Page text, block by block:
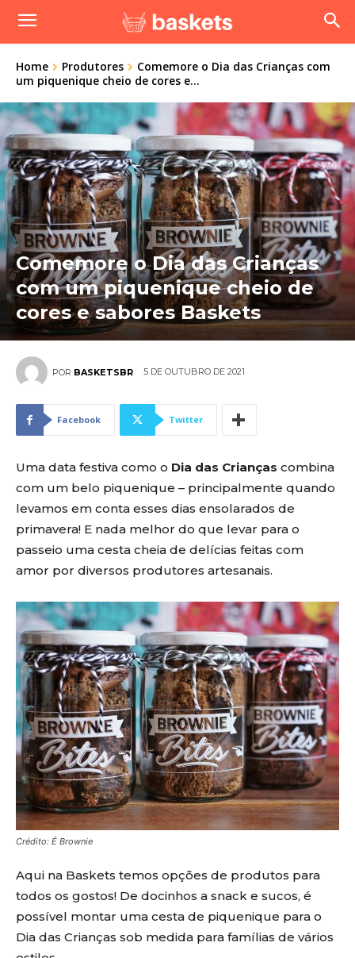
Home Produtores
Comemore o Dia das Crianças com
um piquenique cheio de cores e...
Comemore o Dia das Crianças
com um piquenique cheio de
cores e sabores Baskets
POR BASKETSBR 5 DE OUTUBRO DE 2021
Facebook Twitter
Uma data festiva como o Dia das Crianças combina
com um belo piquenique – principalmente quando
levamos em conta esses dias ensolarados de
primavera! E nada melhor do que levar para o
passeio uma cesta cheia de delícias feitas com
amor por diversos produtores artesanais.
Crédito: É Brownie
Aqui na Baskets temos opções de produtos para
todos os gostos! De docinhos a snack e sucos, é
possível montar uma cesta de piquenique para o
Dia das Crianças sob medida para famílias de vários